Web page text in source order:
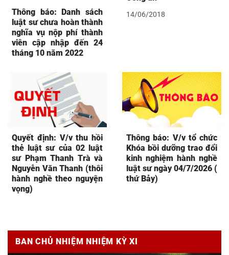
Thông báo: Danh sách
luật sư chưa hoàn thành
nghĩa vụ nộp phí thành
viên cập nhập đến 24
tháng 10 năm 2022
14/06/2018
Quyết định: V/v thu hồi
thẻ luật sư của 02 luật
sư Phạm Thanh Trà và
Nguyễn Văn Thanh (thôi
hành nghề theo nguyện
vọng)
Thông báo: V/v tổ chức
Khóa bồi dưỡng trao đổi
kinh nghiệm hành nghề
luật sư ngày 04/7/2026 (
thứ Bảy)
BAN CHỦ NHIỆM NHIỆM KỲ XI